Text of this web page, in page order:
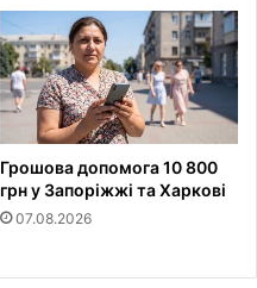
Грошова допомога 10 800
грн у Запоріжжі та Харкові
07.08.2026